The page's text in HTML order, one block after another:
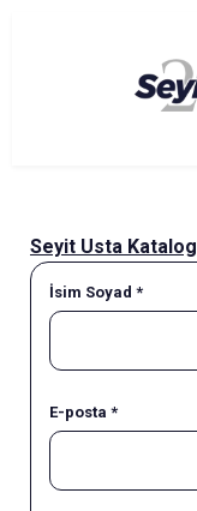
Seyit Usta Katalog
İsim Soyad *
E-posta *